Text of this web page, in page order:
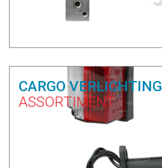
CARGO VERLICHTING
ASSORTIMENT